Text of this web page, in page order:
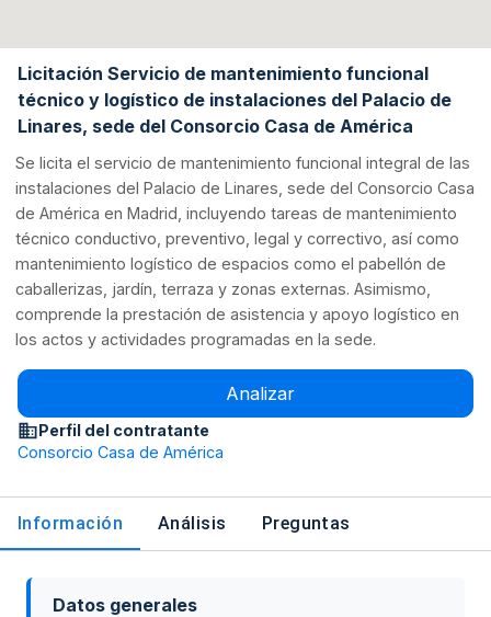
Licitación Servicio de mantenimiento funcional
técnico y logístico de instalaciones del Palacio de
Linares, sede del Consorcio Casa de América
Se licita el servicio de mantenimiento funcional integral de las
instalaciones del Palacio de Linares, sede del Consorcio Casa
de América en Madrid, incluyendo tareas de mantenimiento
técnico conductivo, preventivo, legal y correctivo, así como
mantenimiento logístico de espacios como el pabellón de
caballerizas, jardín, terraza y zonas externas. Asimismo,
comprende la prestación de asistencia y apoyo logístico en
los actos y actividades programadas en la sede.
Analizar
Perfil del contratante
Consorcio Casa de América
Información Análisis Preguntas
Datos generales